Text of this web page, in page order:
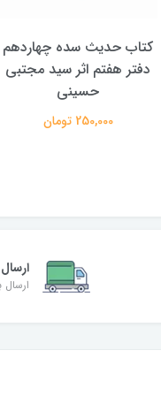
کتاب آفاق الولایه فی فقه
الامامه (2 جلدی)
950,000 تومان